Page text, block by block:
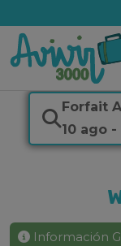
Forfait
10 ago -
Información